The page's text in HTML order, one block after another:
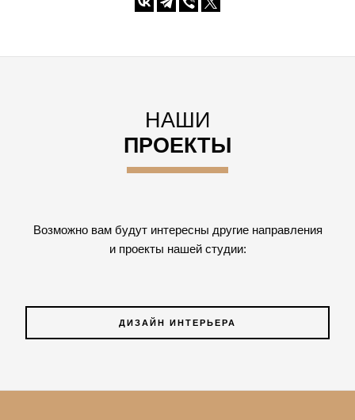
НАШИ
ПРОЕКТЫ
Возможно вам будут интересны другие направления
и проекты нашей студии:
ДИЗАЙН ИНТЕРЬЕРА